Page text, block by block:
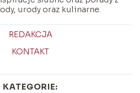
urody oraz kulinarne.
REDAKCJA
KONTAKT
KATEGORIE: